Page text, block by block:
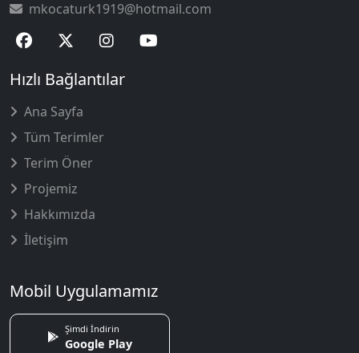
mkocaturk1919@hotmail.com
Hızlı Bağlantılar
Ana Sayfa
Tüm Terimler
Terim Öner
Projemiz
Hakkımızda
İletişim
Mobil Uygulamamız
Şimdi İndirin
Google Play